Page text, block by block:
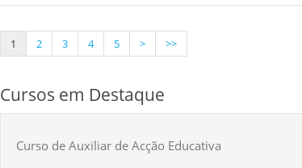
1 2 3 4 5 > >>
Cursos em Destaque
Curso de Auxiliar de Acção Educativa